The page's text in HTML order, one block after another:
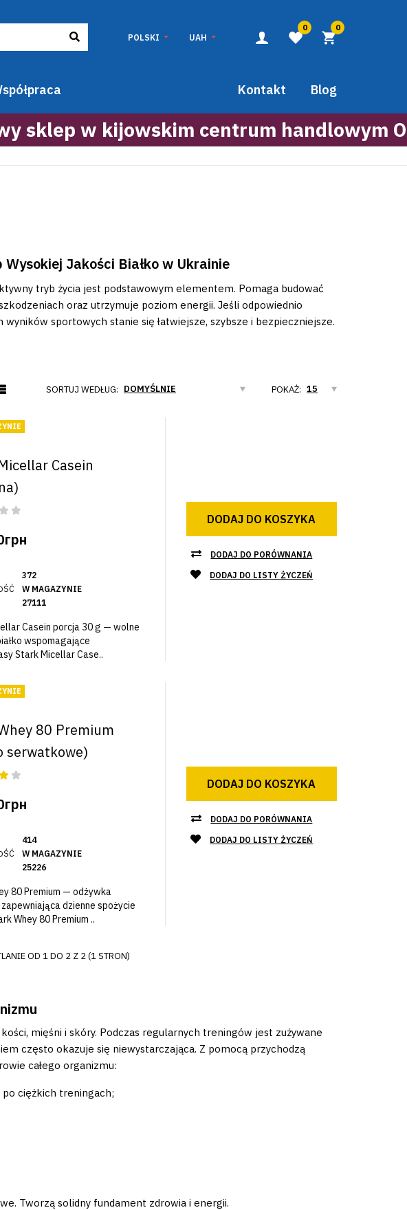
POLSKI UAH
0 0
Blog
Kontakt
sklep w kijowskim centrum handlowym
Jakości Białko w Ukrainie
tryb życia jest podstawowym elementem. Pomaga budować
oraz utrzymuje poziom energii. Jeśli odpowiednio
sportowych stanie się łatwiejsze, szybsze i bezpieczniejsze.
SORTUJ WEDŁUG: POKAŻ:
Casein
372
W MAGAZYNIE
27111
Casein porcja 30 g — wolne
wspomagające
Stark Micellar Case..
DODAJ DO KOSZYKA
DODAJ DO PORÓWNANIA
DODAJ DO LISTY ŻYCZEŃ
80 Premium
serwatkowe)
414
W MAGAZYNIE
25226
80 Premium — odżywka
dzienne spożycie
Whey 80 Premium ..
DODAJ DO KOSZYKA
DODAJ DO PORÓWNANIA
DODAJ DO LISTY ŻYCZEŃ
OD 1 DO 2 Z 2 (1 STRON)
mięśni i skóry. Podczas regularnych treningów jest zużywane
często okazuje się niewystarczająca. Z pomocą przychodzą
całego organizmu:
ciężkich treningach;
Tworzą solidny fundament zdrowia i energii.